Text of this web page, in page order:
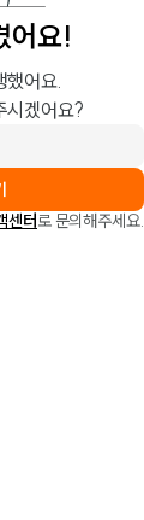
어요!
했어요.
시겠어요?
센터로 문의해주세요.